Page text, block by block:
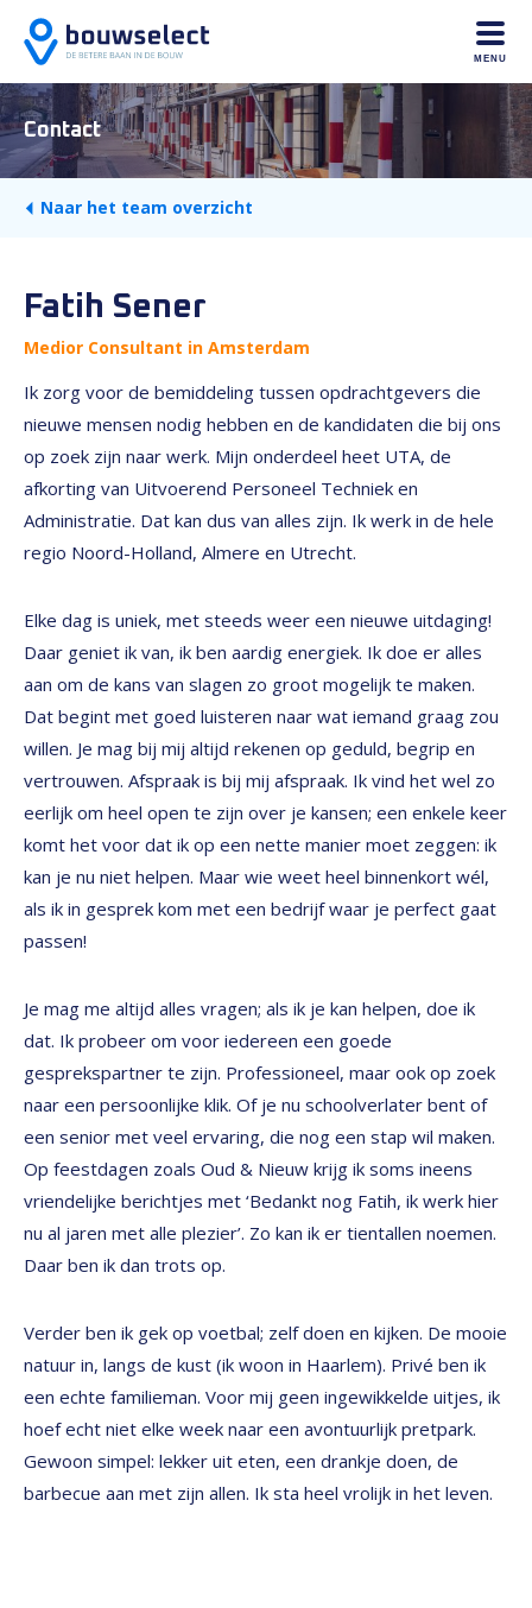
MENU
Contact
Naar het team overzicht
Fatih Sener
Medior Consultant in Amsterdam
Ik zorg voor de bemiddeling tussen opdrachtgevers die
nieuwe mensen nodig hebben en de kandidaten die bij ons
op zoek zijn naar werk. Mijn onderdeel heet UTA, de
afkorting van Uitvoerend Personeel Techniek en
Administratie. Dat kan dus van alles zijn. Ik werk in de hele
regio Noord-Holland, Almere en Utrecht.
Elke dag is uniek, met steeds weer een nieuwe uitdaging!
Daar geniet ik van, ik ben aardig energiek. Ik doe er alles
aan om de kans van slagen zo groot mogelijk te maken.
Dat begint met goed luisteren naar wat iemand graag zou
willen. Je mag bij mij altijd rekenen op geduld, begrip en
vertrouwen. Afspraak is bij mij afspraak. Ik vind het wel zo
eerlijk om heel open te zijn over je kansen; een enkele keer
komt het voor dat ik op een nette manier moet zeggen: ik
kan je nu niet helpen. Maar wie weet heel binnenkort wél,
als ik in gesprek kom met een bedrijf waar je perfect gaat
passen!
Je mag me altijd alles vragen; als ik je kan helpen, doe ik
dat. Ik probeer om voor iedereen een goede
gesprekspartner te zijn. Professioneel, maar ook op zoek
naar een persoonlijke klik. Of je nu schoolverlater bent of
een senior met veel ervaring, die nog een stap wil maken.
Op feestdagen zoals Oud & Nieuw krijg ik soms ineens
vriendelijke berichtjes met ‘Bedankt nog Fatih, ik werk hier
nu al jaren met alle plezier’. Zo kan ik er tientallen noemen.
Daar ben ik dan trots op.
Verder ben ik gek op voetbal; zelf doen en kijken. De mooie
natuur in, langs de kust (ik woon in Haarlem). Privé ben ik
een echte familieman. Voor mij geen ingewikkelde uitjes, ik
hoef echt niet elke week naar een avontuurlijk pretpark.
Gewoon simpel: lekker uit eten, een drankje doen, de
barbecue aan met zijn allen. Ik sta heel vrolijk in het leven.